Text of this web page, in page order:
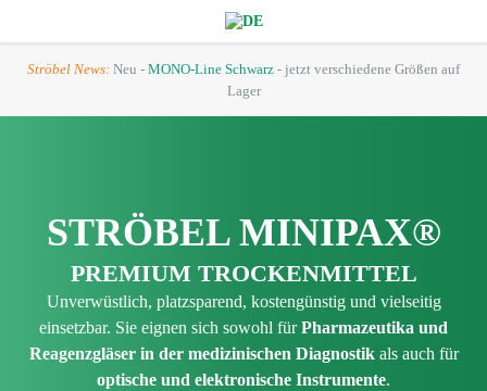
Ströbel News: Neu - MONO-Line Schwarz - jetzt verschiedene Größen auf
Lager
STRÖBEL MINIPAX®
PREMIUM TROCKENMITTEL
Unverwüstlich, platzsparend, kostengünstig und vielseitig
einsetzbar. Sie eignen sich sowohl fürPharmazeutika und
Reagenzgläser in der medizinischen Diagnostik als auch für
optische und elektronische Instrumente.